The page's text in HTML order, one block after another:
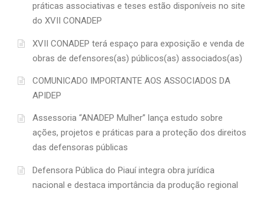
práticas associativas e teses estão disponíveis no site
do XVII CONADEP
XVII CONADEP terá espaço para exposição e venda de
obras de defensores(as) públicos(as) associados(as)
COMUNICADO IMPORTANTE AOS ASSOCIADOS DA
APIDEP
Assessoria “ANADEP Mulher” lança estudo sobre
ações, projetos e práticas para a proteção dos direitos
das defensoras públicas
Defensora Pública do Piauí integra obra jurídica
nacional e destaca importância da produção regional